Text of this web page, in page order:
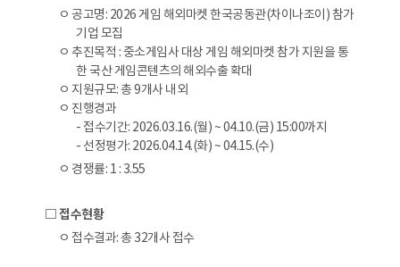
ㅇ 공고명: 2026 게임 해외마켓 한국공동관(차이나조이) 참가
기업 모집
ㅇ 추진목적 : 중소게임사 대상 게임 해외마켓 참가 지원을 통
한 국산 게임콘텐츠의 해외수출 확대
ㅇ 지원규모: 총 9개사 내외
ㅇ 진행경과
- 접수기간: 2026.03.16.(월) ~ 04.10.(금) 15:00까지
- 선정평가: 2026.04.14.(화) ~ 04.15.(수)
ㅇ 경쟁률: 1 : 3.55
□ 접수현황
ㅇ 접수결과: 총 32개사 접수